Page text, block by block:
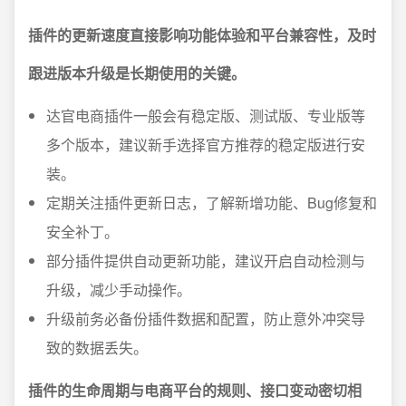
插件的更新速度直接影响功能体验和平台兼容性，及时
跟进版本升级是长期使用的关键。
达官电商插件一般会有稳定版、测试版、专业版等
多个版本，建议新手选择官方推荐的稳定版进行安
装。
定期关注插件更新日志，了解新增功能、Bug修复和
安全补丁。
部分插件提供自动更新功能，建议开启自动检测与
升级，减少手动操作。
升级前务必备份插件数据和配置，防止意外冲突导
致的数据丢失。
插件的生命周期与电商平台的规则、接口变动密切相